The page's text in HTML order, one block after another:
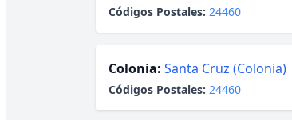
Códigos Postales: 24460
Colonia: Santa Cruz (Colonia)
Códigos Postales: 24460